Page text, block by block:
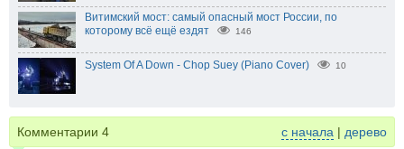
Витимский мост: самый опасный мост России, по
которому всё ещё ездят
146
System Of A Down - Chop Suey (Piano Cover) 10
Комментарии 4 с начала | дерево